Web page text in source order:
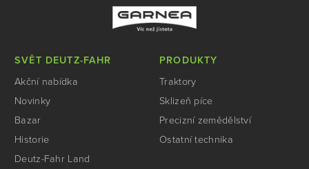
SVĚT DEUTZ-FAHR
Akční nabídka
Novinky
Bazar
Historie
Deutz-Fahr Land
PRODUKTY
Traktory
Sklizeň píce
Precizní zemědělství
Ostatní technika